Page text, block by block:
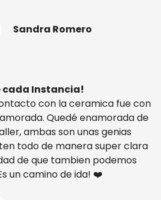
Sandra Romero
cada Instancia!
con la ceramica fue con
Quedé enamorada de
ambas son unas genias
todo de manera super clara
de que tambien podemos
un camino de ida! ❤️